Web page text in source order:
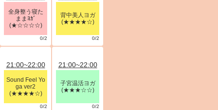
全身整う寝た
ままﾖｶﾞ
(★☆☆☆☆)
0/2
背中美人ヨガ
(★★★★☆)
0/2
21:00~22:00
Sound Feel Yo
ga ver2
(★★★★☆)
0/2
21:00~22:00
子宮温活ヨガ
(★★★☆☆)
0/2